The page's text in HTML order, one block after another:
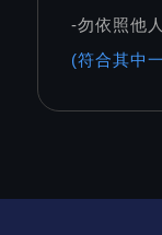
-勿依照他
(符合其中